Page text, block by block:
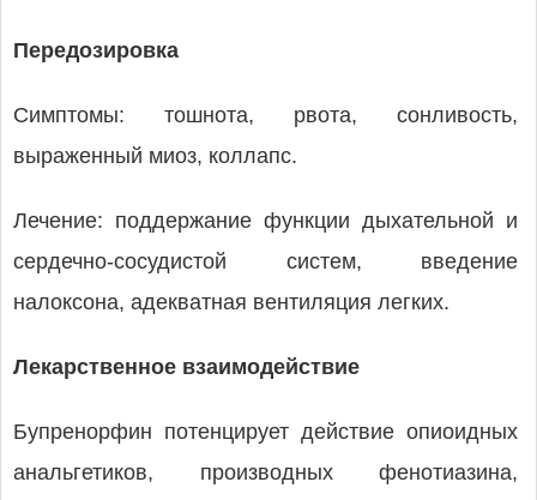
Передозировка
Симптомы: тошнота, рвота, сонливость,
выраженный миоз, коллапс.
Лечение: поддержание функции дыхательной и
сердечно-сосудистой систем, введение
налоксона, адекватная вентиляция легких.
Лекарственное взаимодействие
Бупренорфин потенцирует действие опиоидных
анальгетиков, производных фенотиазина,